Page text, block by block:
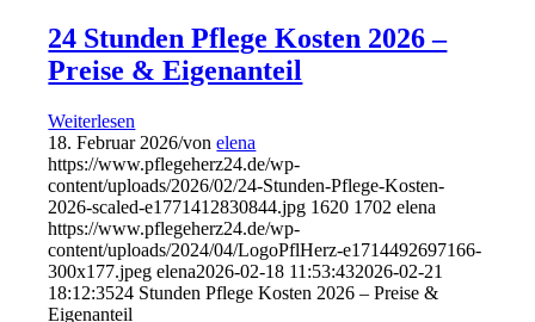
24 Stunden Pflege Kosten 2026 –
Preise & Eigenanteil
Weiterlesen
18. Februar 2026/vonelena
https://www.pflegeherz24.de/wp-
content/uploads/2026/02/24-Stunden-Pflege-Kosten-
2026-scaled-e1771412830844.jpg 1620 1702 elena
https://www.pflegeherz24.de/wp-
content/uploads/2024/04/LogoPflHerz-e1714492697166-
300x177.jpeg elena2026-02-18 11:53:432026-02-21
18:12:3524 Stunden Pflege Kosten 2026 – Preise &
Eigenanteil